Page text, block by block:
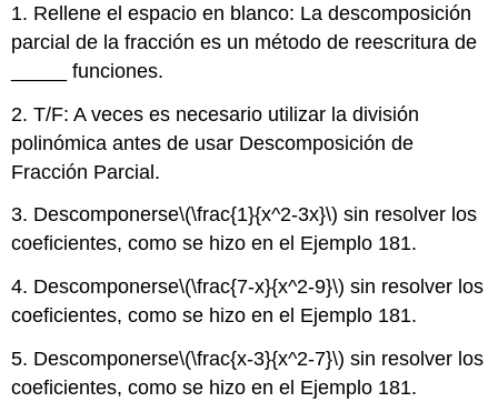
1. Rellene el espacio en blanco: La descomposición
parcial de la fracción es un método de reescritura de
_____ funciones.
2. T/F: A veces es necesario utilizar la división
polinómica antes de usar Descomposición de
Fracción Parcial.
3. Descomponerse\(\frac{1}{x^2-3x}\) sin resolver los
coeficientes, como se hizo en el Ejemplo 181.
4. Descomponerse\(\frac{7-x}{x^2-9}\) sin resolver los
coeficientes, como se hizo en el Ejemplo 181.
5. Descomponerse\(\frac{x-3}{x^2-7}\) sin resolver los
coeficientes, como se hizo en el Ejemplo 181.